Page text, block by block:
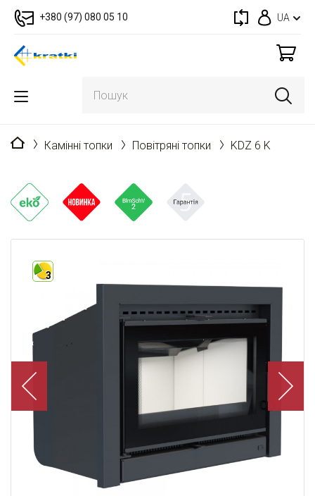
+380 (97) 080 05 10 UA
Головна
Камінні топки Повітряні топки KDZ 6 K
3